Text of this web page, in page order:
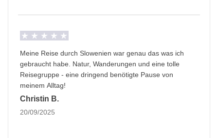
Meine Reise durch Slowenien war genau das was ich
gebraucht habe. Natur, Wanderungen und eine tolle
Reisegruppe - eine dringend benötigte Pause von
meinem Alltag!
Christin B.
20/09/2025